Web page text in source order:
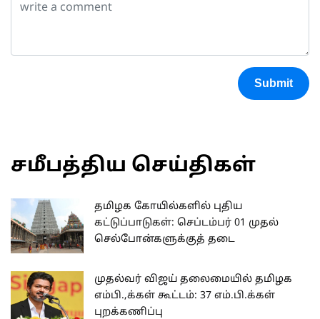
Submit
சமீபத்திய செய்திகள்
தமிழக கோயில்களில் புதிய
கட்டுப்பாடுகள்: செப்டம்பர் 01 முதல்
செல்போன்களுக்குத் தடை
முதல்வர் விஜய் தலைமையில் தமிழக
எம்பி.,க்கள் கூட்டம்: 37 எம்.பி.க்கள்
புறக்கணிப்பு